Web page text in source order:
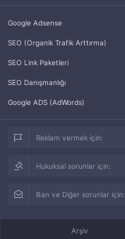
Google Adsense
SEO (Organik Trafik Arttırma)
SEO Link Paketleri
SEO Danışmanlığı
Google ADS (AdWords)
Reklam vermek için:
Hukuksal sorunlar için:
Ban ve Diğer sorunlar için:
Arşiv